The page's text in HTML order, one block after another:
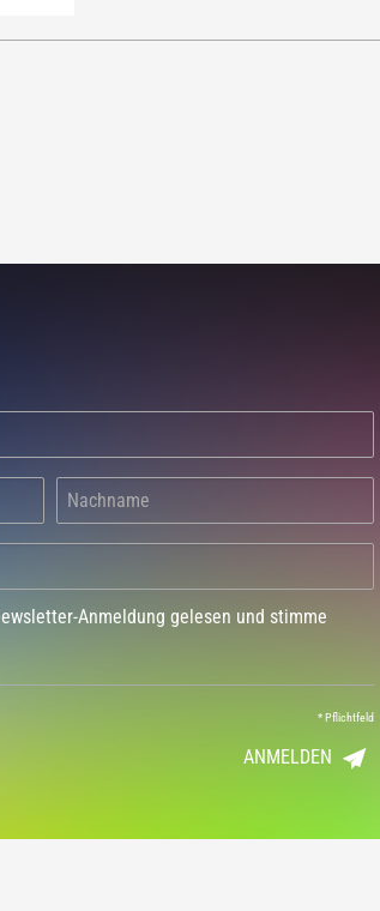
Anmeldung gelesen und stimme
*Pflichtfeld
ANMELDEN